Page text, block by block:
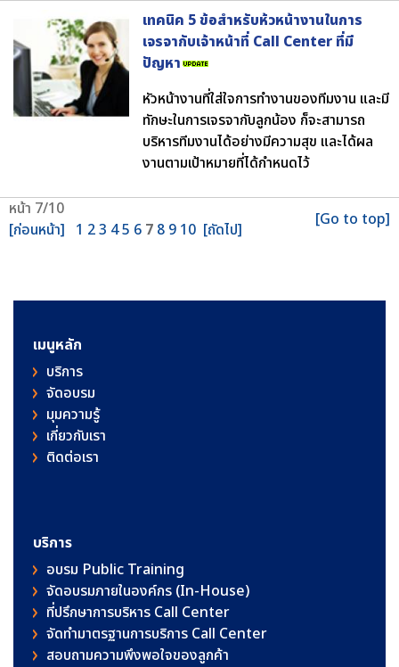
เทคนิค 5 ข้อสำหรับห้วหน้างานในการ
เจรจากับเจ้าหน้าที่ Call Center ที่มี
ปัญหา
หัวหน้างานที่ใส่ใจการทำงานของทีมงาน และมี
ทักษะในการเจรจากับลูกน้อง ก็จะสามารถ
บริหารทีมงานได้อย่างมีความสุข และได้ผล
งานตามเป้าหมายที่ได้กำหนดไว้
หน้า 7/10
[ก่อนหน้า] 1 23 45 6 7 8 9 10 [ถัดไป] [Go to top]
เมนูหลัก
บริการ
จัดอบรม
มุมความรู้
เกี่ยวกับเรา
ติดต่อเรา
บริการ
อบรม Public Training
จัดอบรมภายในองค์กร (In-House)
ที่ปรึกษาการบริหาร Call Center
จัดทำมาตรฐานการบริการ Call Center
สอบถามความพึงพอใจของลูกค้า